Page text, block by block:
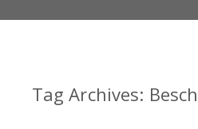
Tag Archives: